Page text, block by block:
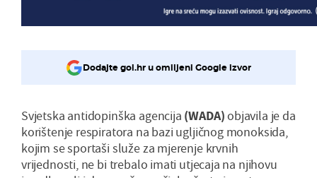
Dodajte gol.hr u omiljeni Google izvor
Svjetska antidopinška agencija (WADA)objavila je da
korištenje respiratora na bazi ugljičnog monoksida,
kojim se sportaši služe za mjerenje krvnih
vrijednosti, ne bi trebalo imati utjecaja na njihovu